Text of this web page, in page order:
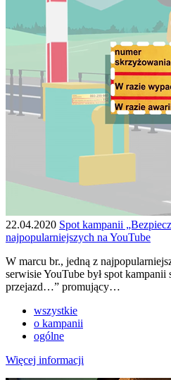
22.04.2020 Spot kampanii
najpopularniejszych na YouTube
W marcu br., jedną z
serwisie YouTube był spot kampanii
przejazd…” promujący…
wszystkie
o kampanii
ogólne
Więcej informacji